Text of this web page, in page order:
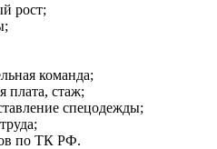
рост;
команда;
плата, стаж;
спецодежды;
по ТК РФ.